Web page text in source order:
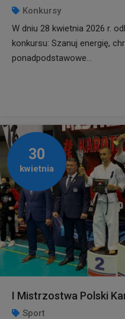
Konkursy
W dniu 28 kwietnia 2026 r.
konkursu: Szanuj energię,
ponadpodstawowe...
30
kwietnia
I Mistrzostwa Polski
Sport